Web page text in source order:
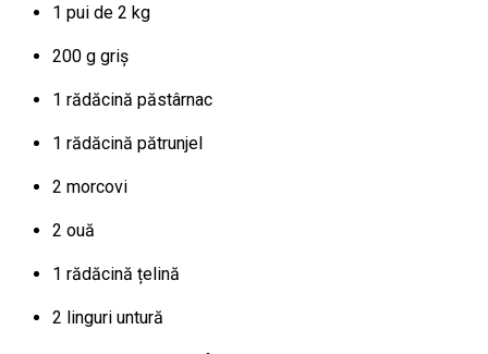
1 pui de 2 kg
200 g griș
1 rădăcină păstârnac
1 rădăcină pătrunjel
2 morcovi
2 ouă
1 rădăcină țelină
2 linguri untură